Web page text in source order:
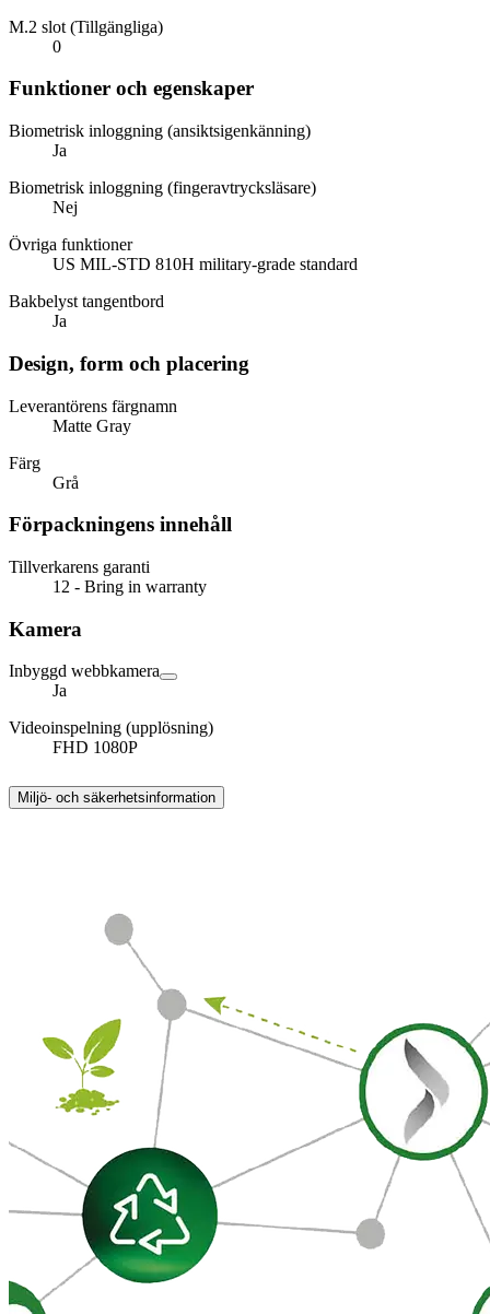
M.2 slot (Tillgängliga)
0
Funktioner och egenskaper
Biometrisk inloggning (ansiktsigenkänning)
Ja
Biometrisk inloggning (fingeravtrycksläsare)
Nej
Övriga funktioner
US MIL-STD 810H military-grade standard
Bakbelyst tangentbord
Ja
Design, form och placering
Leverantörens färgnamn
Matte Gray
Färg
Grå
Förpackningens innehåll
Tillverkarens garanti
12 - Bring in warranty
Kamera
Inbyggd webbkamera
Ja
Videoinspelning (upplösning)
FHD 1080P
Miljö- och säkerhetsinformation